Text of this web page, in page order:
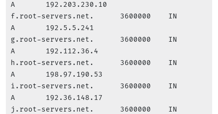
A       192.203.230.10
f.root-servers.net.      3600000    IN
A       192.5.5.241
g.root-servers.net.      3600000    IN
A       192.112.36.4
h.root-servers.net.      3600000    IN
A       198.97.190.53
i.root-servers.net.      3600000    IN
A       192.36.148.17
j.root-servers.net.      3600000    IN